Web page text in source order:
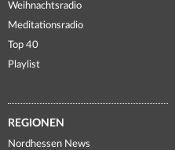
Weihnachtsradio
Meditationsradio
Top 40
Playlist
REGIONEN
Nordhessen News